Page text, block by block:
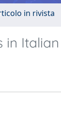
in rivista
in Italian